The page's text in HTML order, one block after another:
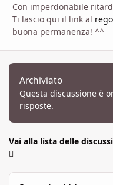
Con imperdonabile
Ti lascio qui il link al
buona permanenza! ^^
Archiviato
Questa discussione è
risposte.
Vai alla lista delle